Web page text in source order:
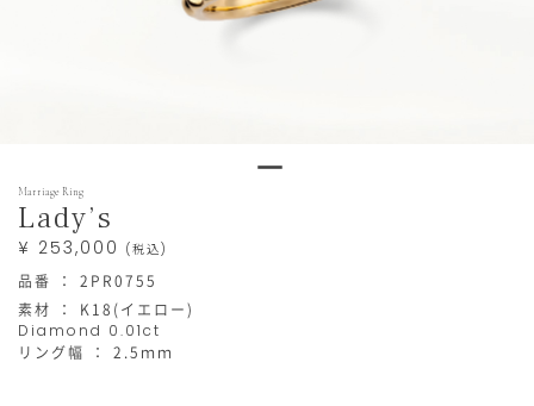
https://www.star-
jewelry.com/bridal/2PR0755_2PR0754.html
Products
Marriage Ring
Lady’s
¥ 253,000 (税込)
品番 ： 2PR0755
素材 ： K18(イエロー)
Diamond 0.01ct
リング幅 ： 2.5ｍｍ